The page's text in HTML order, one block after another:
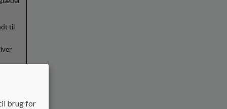
til
i
brug for